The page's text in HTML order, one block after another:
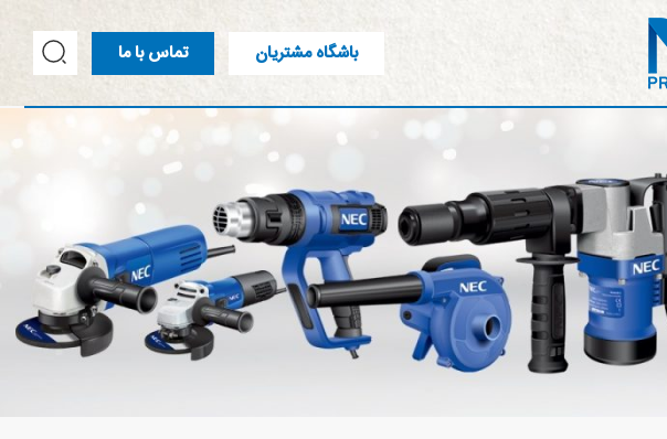
باشگاه مشتریان تماس با ما